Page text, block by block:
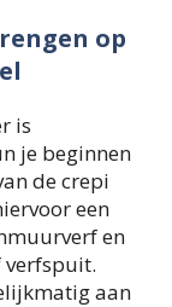
op
is
je beginnen
de crepi
een
en
verfspuit.
aan